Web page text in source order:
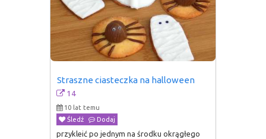
Straszne ciasteczka na halloween
14
10 lat temu
Śledź
Dodaj
przykleić po jednym na środku okrągłego